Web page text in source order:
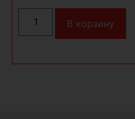
В корзину